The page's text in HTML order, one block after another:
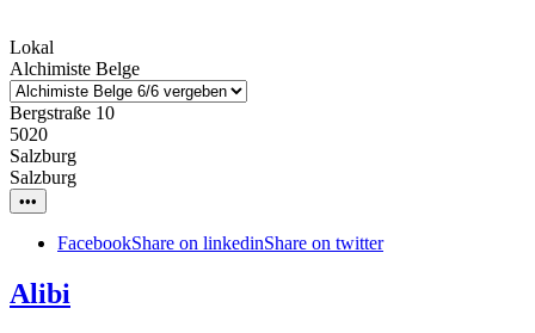
Lokal
Alchimiste Belge
Bergstraße 10
5020
Salzburg
Salzburg
•••
FacebookShare on linkedinShare on twitter
Alibi